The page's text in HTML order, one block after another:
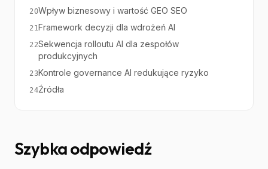
20Wpływ biznesowy i wartość GEO SEO
21Framework decyzji dla wdrożeń AI
22Sekwencja rolloutu AI dla zespołów
produkcyjnych
23Kontrole governance AI redukujące ryzyko
24Źródła
Szybka odpowiedź